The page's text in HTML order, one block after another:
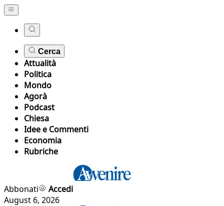
Cerca
Attualità
Politica
Mondo
Agorà
Podcast
Chiesa
Idee e Commenti
Economia
Rubriche
Abbonati
Accedi
August 6, 2026